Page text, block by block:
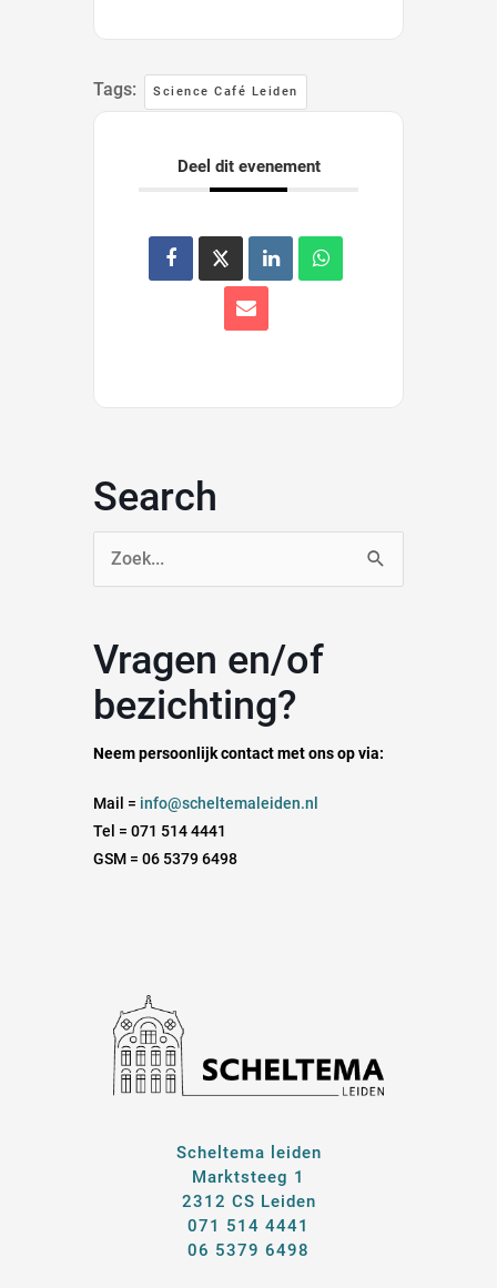
Tags: Science Café Leiden
Deel dit evenement
Search
Zoek
naar:
Vragen en/of
bezichting?
Neem persoonlijk contact met ons op via:
Mail = info@scheltemaleiden.nl
Tel = 071 514 4441
GSM = 06 5379 6498
Scheltema leiden
Marktsteeg 1
2312 CS Leiden
071 514 4441
06 5379 6498